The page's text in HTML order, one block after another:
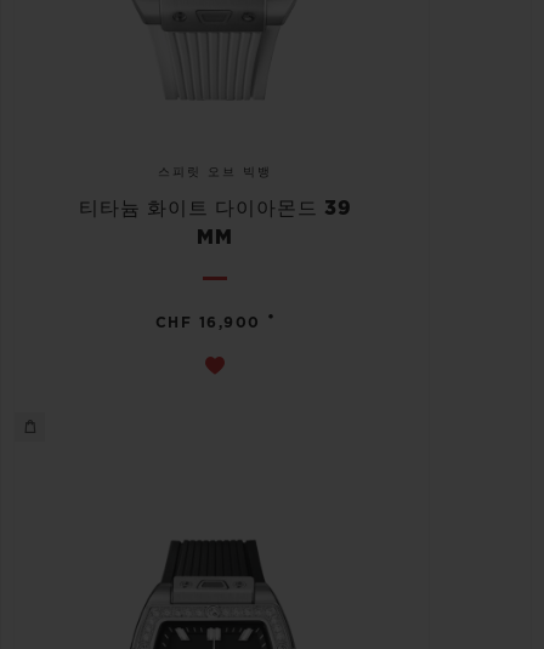
스피릿 오브 빅뱅
티타늄 화이트 다이아몬드 39
MM
CHF 16,900 •